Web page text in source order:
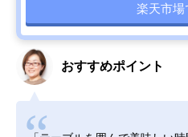
楽天市場
おすすめポイント